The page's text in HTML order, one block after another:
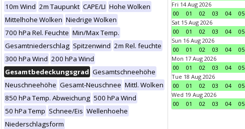
10m Wind 2m Taupunkt CAPE/LI Hohe Wolken
Mittelhohe Wolken Niedrige Wolken
700 hPa Rel. Feuchte Min/Max Temp.
Gesamtniederschlag Spitzenwind 2m Rel. feuchte
300 hPa Wind 200 hPa Wind
Gesamtbedeckungsgrad Gesamtschneehöhe
Neuschneehöhe Gesamt-Neuschnee Mittl. Wolken
850 hPa Temp. Abweichung 500 hPa Wind
50 hPa Temp Schnee/Eis Wellenhoehe
Niederschlagsform
Fri 14 Aug 2026
00
01 02 03 04 05
Sat 15 Aug 2026
00
01 02 03 04 05
Sun 16 Aug 2026
00
01 02 03 04 05
Mon 17 Aug 2026
00
01 02 03 04 05
Tue 18 Aug 2026
00
01 02 03 04 05
Wed 19 Aug 2026
00
01 02 03 04 05